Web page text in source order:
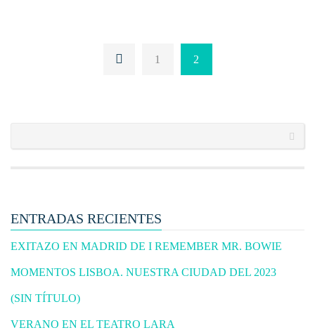
1 2
ENTRADAS RECIENTES
EXITAZO EN MADRID DE I REMEMBER MR. BOWIE
MOMENTOS LISBOA. NUESTRA CIUDAD DEL 2023
(SIN TÍTULO)
VERANO EN EL TEATRO LARA